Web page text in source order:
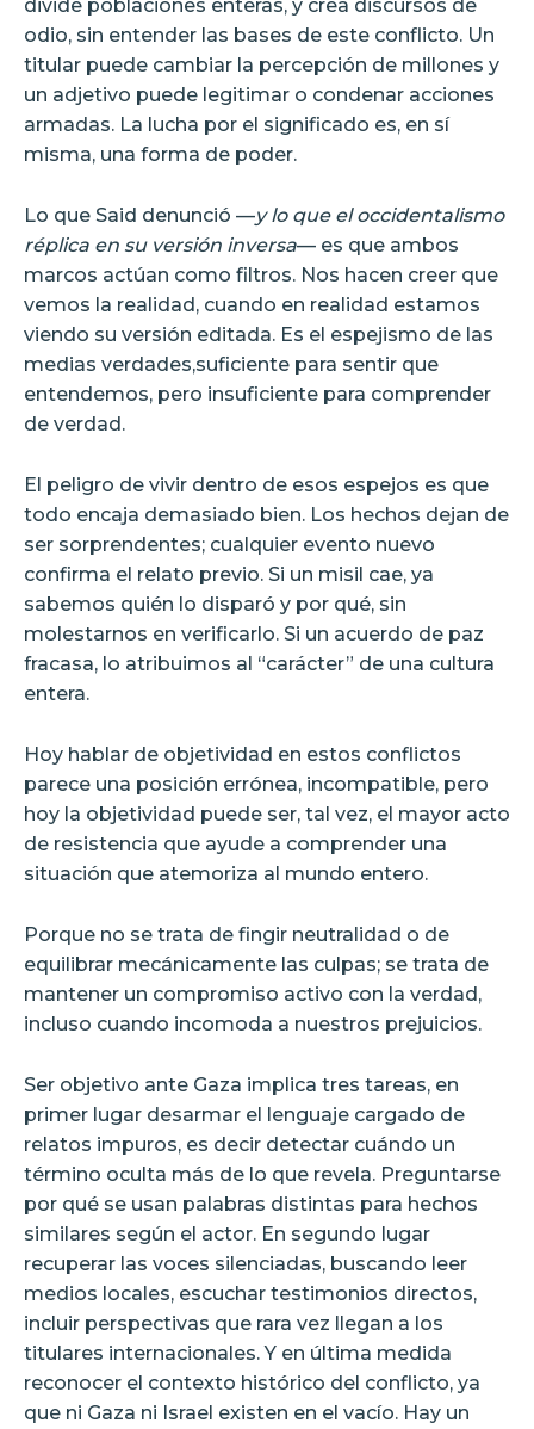
divide poblaciones enteras, y crea discursos de
odio, sin entender las bases de este conflicto. Un
titular puede cambiar la percepción de millones y
un adjetivo puede legitimar o condenar acciones
armadas. La lucha por el significado es, en sí
misma, una forma de poder.
Lo que Said denunció —y lo que el occidentalismo
réplica en su versión inversa— es que ambos
marcos actúan como filtros. Nos hacen creer que
vemos la realidad, cuando en realidad estamos
viendo su versión editada. Es el espejismo de las
medias verdades,suficiente para sentir que
entendemos, pero insuficiente para comprender
de verdad.
El peligro de vivir dentro de esos espejos es que
todo encaja demasiado bien. Los hechos dejan de
ser sorprendentes; cualquier evento nuevo
confirma el relato previo. Si un misil cae, ya
sabemos quién lo disparó y por qué, sin
molestarnos en verificarlo. Si un acuerdo de paz
fracasa, lo atribuimos al “carácter” de una cultura
entera.
Hoy hablar de objetividad en estos conflictos
parece una posición errónea, incompatible, pero
hoy la objetividad puede ser, tal vez, el mayor acto
de resistencia que ayude a comprender una
situación que atemoriza al mundo entero.
Porque no se trata de fingir neutralidad o de
equilibrar mecánicamente las culpas; se trata de
mantener un compromiso activo con la verdad,
incluso cuando incomoda a nuestros prejuicios.
Ser objetivo ante Gaza implica tres tareas, en
primer lugar desarmar el lenguaje cargado de
relatos impuros, es decir detectar cuándo un
término oculta más de lo que revela. Preguntarse
por qué se usan palabras distintas para hechos
similares según el actor. En segundo lugar
recuperar las voces silenciadas, buscando leer
medios locales, escuchar testimonios directos,
incluir perspectivas que rara vez llegan a los
titulares internacionales. Y en última medida
reconocer el contexto histórico del conflicto, ya
que ni Gaza ni Israel existen en el vacío. Hay un